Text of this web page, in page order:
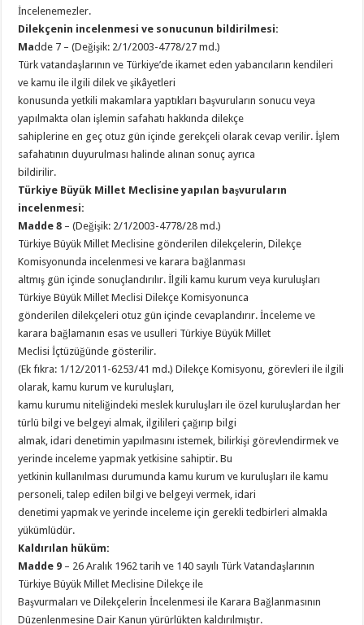
İncelenemezler.
Dilekçenin incelenmesi ve sonucunun bildirilmesi:
Madde 7 – (Değişik: 2/1/2003-4778/27 md.)
Türk vatandaşlarının ve Türkiye’de ikamet eden yabancıların kendileri
ve kamu ile ilgili dilek ve şikâyetleri
konusunda yetkili makamlara yaptıkları başvuruların sonucu veya
yapılmakta olan işlemin safahatı hakkında dilekçe
sahiplerine en geç otuz gün içinde gerekçeli olarak cevap verilir. İşlem
safahatının duyurulması halinde alınan sonuç ayrıca
bildirilir.
Türkiye Büyük Millet Meclisine yapılan başvuruların
incelenmesi:
Madde 8 – (Değişik: 2/1/2003-4778/28 md.)
Türkiye Büyük Millet Meclisine gönderilen dilekçelerin, Dilekçe
Komisyonunda incelenmesi ve karara bağlanması
altmış gün içinde sonuçlandırılır. İlgili kamu kurum veya kuruluşları
Türkiye Büyük Millet Meclisi Dilekçe Komisyonunca
gönderilen dilekçeleri otuz gün içinde cevaplandırır. İnceleme ve
karara bağlamanın esas ve usulleri Türkiye Büyük Millet
Meclisi İçtüzüğünde gösterilir.
(Ek fıkra: 1/12/2011-6253/41 md.) Dilekçe Komisyonu, görevleri ile ilgili
olarak, kamu kurum ve kuruluşları,
kamu kurumu niteliğindeki meslek kuruluşları ile özel kuruluşlardan her
türlü bilgi ve belgeyi almak, ilgilileri çağırıp bilgi
almak, idari denetimin yapılmasını istemek, bilirkişi görevlendirmek ve
yerinde inceleme yapmak yetkisine sahiptir. Bu
yetkinin kullanılması durumunda kamu kurum ve kuruluşları ile kamu
personeli, talep edilen bilgi ve belgeyi vermek, idari
denetimi yapmak ve yerinde inceleme için gerekli tedbirleri almakla
yükümlüdür.
Kaldırılan hüküm:
Madde 9 – 26 Aralık 1962 tarih ve 140 sayılı Türk Vatandaşlarının
Türkiye Büyük Millet Meclisine Dilekçe ile
Başvurmaları ve Dilekçelerin İncelenmesi ile Karara Bağlanmasının
Düzenlenmesine Dair Kanun yürürlükten kaldırılmıştır.